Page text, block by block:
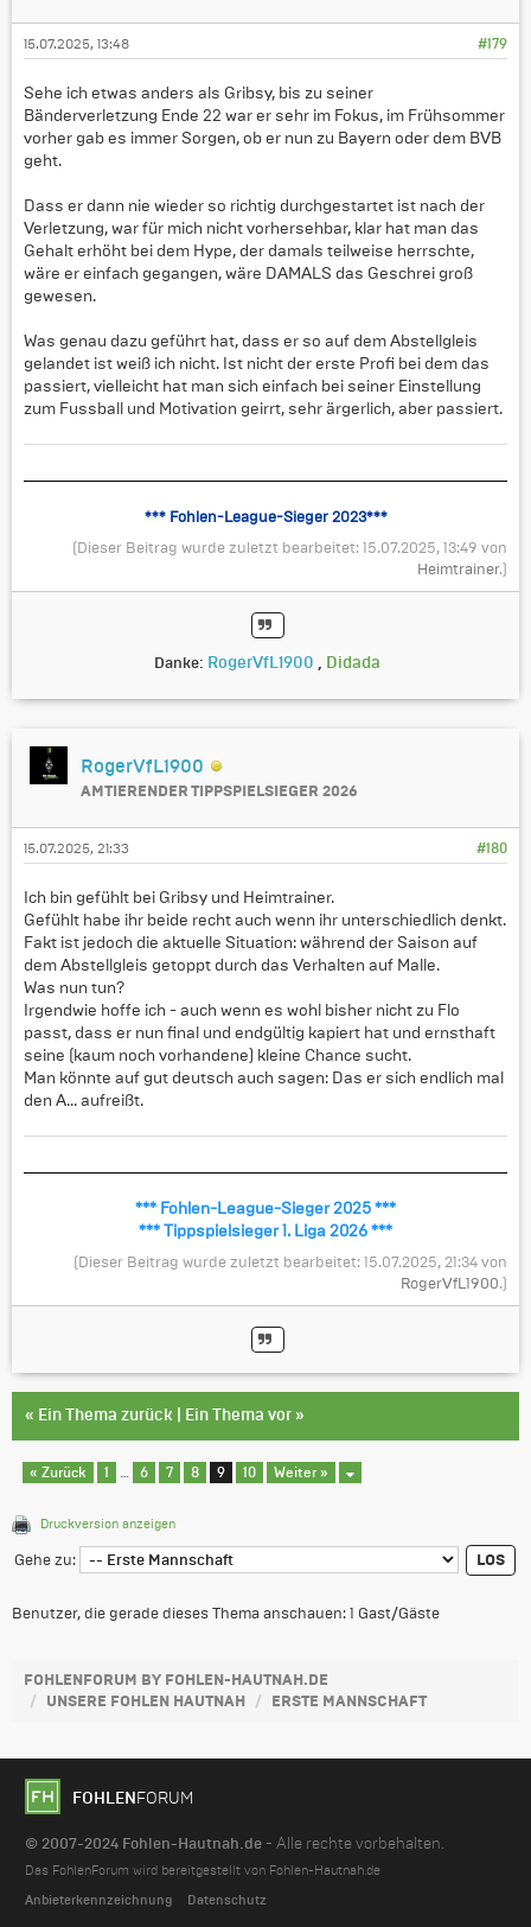
#179
15.07.2025, 13:48
Sehe ich etwas anders als Gribsy, bis zu seiner
Bänderverletzung Ende 22 war er sehr im Fokus, im Frühsommer
vorher gab es immer Sorgen, ob er nun zu Bayern oder dem BVB
geht.
Dass er dann nie wieder so richtig durchgestartet ist nach der
Verletzung, war für mich nicht vorhersehbar, klar hat man das
Gehalt erhöht bei dem Hype, der damals teilweise herrschte,
wäre er einfach gegangen, wäre DAMALS das Geschrei groß
gewesen.
Was genau dazu geführt hat, dass er so auf dem Abstellgleis
gelandet ist weiß ich nicht. Ist nicht der erste Profi bei dem das
passiert, vielleicht hat man sich einfach bei seiner Einstellung
zum Fussball und Motivation geirrt, sehr ärgerlich, aber passiert.
*** Fohlen-League-Sieger 2023***
(Dieser Beitrag wurde zuletzt bearbeitet: 15.07.2025, 13:49 von
Heimtrainer.)
Danke: RogerVfL1900 , Didada
RogerVfL1900
AMTIERENDER TIPPSPIELSIEGER 2026
#180
15.07.2025, 21:33
Ich bin gefühlt bei Gribsy und Heimtrainer.
Gefühlt habe ihr beide recht auch wenn ihr unterschiedlich denkt.
Fakt ist jedoch die aktuelle Situation: während der Saison auf
dem Abstellgleis getoppt durch das Verhalten auf Malle.
Was nun tun?
Irgendwie hoffe ich - auch wenn es wohl bisher nicht zu Flo
passt, dass er nun final und endgültig kapiert hat und ernsthaft
seine (kaum noch vorhandene) kleine Chance sucht.
Man könnte auf gut deutsch auch sagen: Das er sich endlich mal
den A... aufreißt.
*** Fohlen-League-Sieger 2025 ***
*** Tippspielsieger 1. Liga 2026 ***
(Dieser Beitrag wurde zuletzt bearbeitet: 15.07.2025, 21:34 von
RogerVfL1900.)
« Ein Thema zurück Ein Thema vor »
« Zurück 1 6 7 8 9 10 Weiter »
Druckversion anzeigen
Gehe zu:
Benutzer, die gerade dieses Thema anschauen: 1 Gast/Gäste
FOHLENFORUM BY FOHLEN-HAUTNAH.DE
UNSERE FOHLEN HAUTNAH
ERSTE MANNSCHAFT
FOHLEN FORUM
© 2007-2024 Fohlen-Hautnah.de - Alle rechte vorbehalten.
Das FohlenForum wird bereitgestellt von Fohlen-Hautnah.de
Anbieterkennzeichnung Datenschutz